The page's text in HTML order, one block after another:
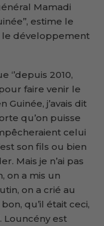
Mamadi
estime le
développement
‘’depuis 2010,
faire venir le
j’avais dit
qu’on puisse
celui
son fils ou bien
Mais je n’ai pas
on a mis un
on a crié au
qu’il était ceci,
Louncény est